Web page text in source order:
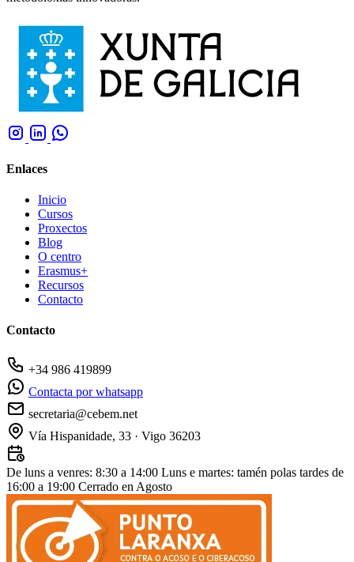
Enlaces
Inicio
Cursos
Proxectos
Blog
O centro
Erasmus+
Recursos
Contacto
Contacto
+34 986 419899
Contacta por whatsapp
secretaria@cebem.net
Vía Hispanidade, 33 · Vigo 36203
De luns a venres: 8:30 a 14:00 Luns e martes: tamén polas tardes de
16:00 a 19:00 Cerrado en Agosto